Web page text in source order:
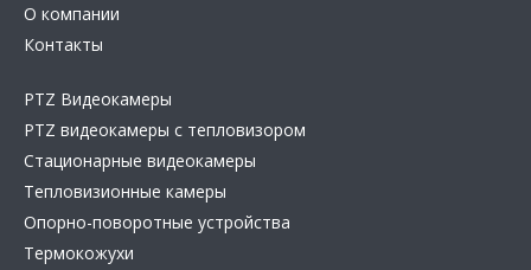
О компании
Контакты
PTZ Видеокамеры
PTZ видеокамеры с тепловизором
Стационарные видеокамеры
Тепловизионные камеры
Опорно-поворотные устройства
Термокожухи